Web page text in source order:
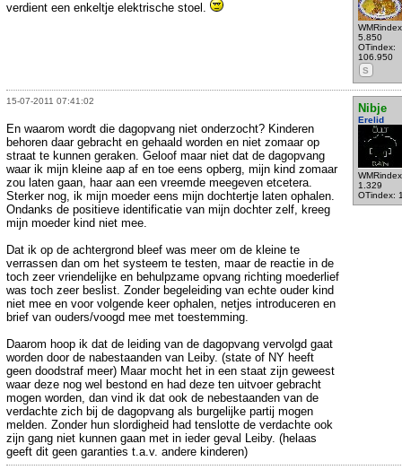
5.850
OTindex:
106.950
S
verdient een enkeltje elektrische stoel.
15-07-2011 07:41:02
Nibje
Erelid
1.329
OTindex:
En waarom wordt die dagopvang niet onderzocht? Kinderen
behoren daar gebracht en gehaald worden en niet zomaar op
straat te kunnen geraken. Geloof maar niet dat de dagopvang
waar ik mijn kleine aap af en toe eens opberg, mijn kind zomaar
zou laten gaan, haar aan een vreemde meegeven etcetera.
Sterker nog, ik mijn moeder eens mijn dochtertje laten ophalen.
Ondanks de positieve identificatie van mijn dochter zelf, kreeg
mijn moeder kind niet mee.
Dat ik op de achtergrond bleef was meer om de kleine te
verrassen dan om het systeem te testen, maar de reactie in de
toch zeer vriendelijke en behulpzame opvang richting moederlief
was toch zeer beslist. Zonder begeleiding van echte ouder kind
niet mee en voor volgende keer ophalen, netjes introduceren en
brief van ouders/voogd mee met toestemming.
Daarom hoop ik dat de leiding van de dagopvang vervolgd gaat
worden door de nabestaanden van Leiby. (state of NY heeft
geen doodstraf meer) Maar mocht het in een staat zijn geweest
waar deze nog wel bestond en had deze ten uitvoer gebracht
mogen worden, dan vind ik dat ook de nebestaanden van de
verdachte zich bij de dagopvang als burgelijke partij mogen
melden. Zonder hun slordigheid had tenslotte de verdachte ook
zijn gang niet kunnen gaan met in ieder geval Leiby. (helaas
geeft dit geen garanties t.a.v. andere kinderen)